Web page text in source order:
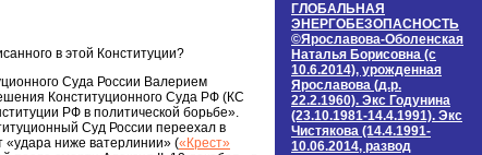
в этой Конституции?
Суда России Валерием
Конституционного Суда РФ (КС
РФ в политической борьбе».
Суд России переехал в
«удара ниже ватерлинии» («Крест»
ГЛОБАЛЬНАЯ
ЭНЕРГОБЕЗОПАСНОСТЬ
©Ярославова-Оболенская
Наталья Борисовна (c
10.6.2014), урожденная
Ярославова (д.р.
22.2.1960). Экс Годунина
(23.10.1981-14.4.1991). Экс
Чистякова (14.4.1991-
10.06.2014, развод